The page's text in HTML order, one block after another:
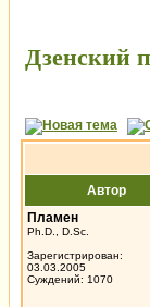
Дзенский
Автор
Пламен
Ph.D., D.Sc.
Зарегистрирован:
03.03.2005
Суждений: 1070